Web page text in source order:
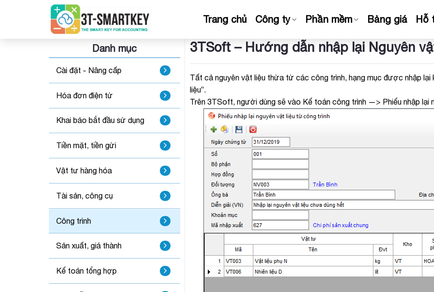
dung
Trang chủ Công ty Phần mềm Bảng giá Hỗ
Danh mục
Cài đặt - Nâng cấp
Hóa đơn điện tử
Khai báo bắt đầu sử dụng
Tiền mặt, tiền gửi
Vật tư hàng hóa
Tài sản, công cụ
Công trình
Sản xuất, giá thành
Kế toán tổng hợp
3TSoft – Hướng dẫn nhập lại Nguyên
Tất cả nguyên vật liệu thừa từ các công trình, hạng mục được nhập
liệu”.
Trên 3TSoft, người dùng sẽ vào Kế toán công trình —> Phiếu nhập lại